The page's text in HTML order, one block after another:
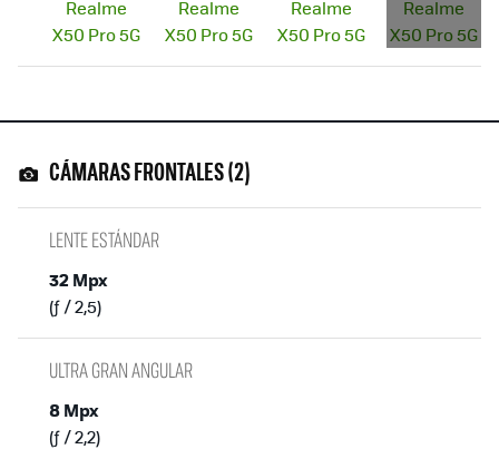
CÁMARAS FRONTALES (2)
LENTE ESTÁNDAR
32 Mpx
(ƒ / 2,5)
ULTRA GRAN ANGULAR
8 Mpx
(ƒ / 2,2)